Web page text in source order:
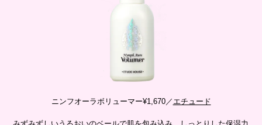
ニンフオーラボリューマー¥1,670／ エチュード